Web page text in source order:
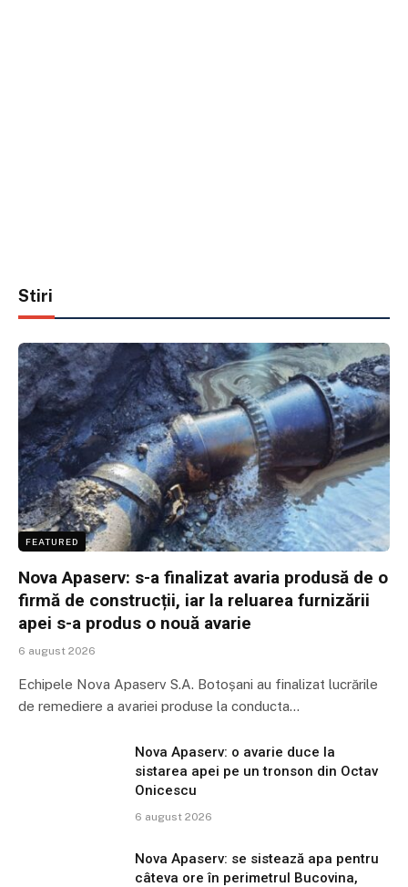
Stiri
FEATURED
Nova Apaserv: s-a finalizat avaria produsă de o
firmă de construcții, iar la reluarea furnizării
apei s-a produs o nouă avarie
6 august 2026
Echipele Nova Apaserv S.A. Botoșani au finalizat lucrările
de remediere a avariei produse la conducta…
Nova Apaserv: o avarie duce la
sistarea apei pe un tronson din Octav
Onicescu
6 august 2026
Nova Apaserv: se sistează apa pentru
câteva ore în perimetrul Bucovina,